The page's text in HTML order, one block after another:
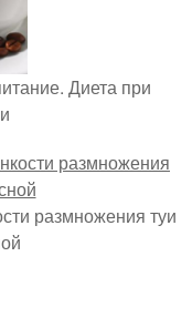
Диета при
размножения туи